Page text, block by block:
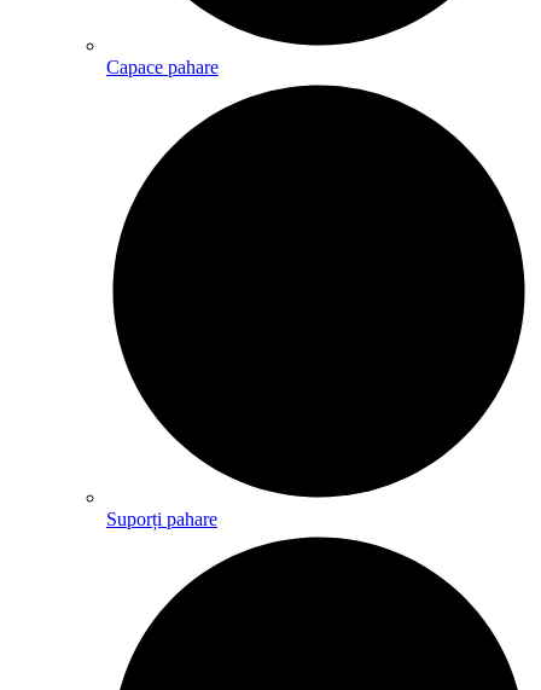
Capace pahare
Suporți pahare